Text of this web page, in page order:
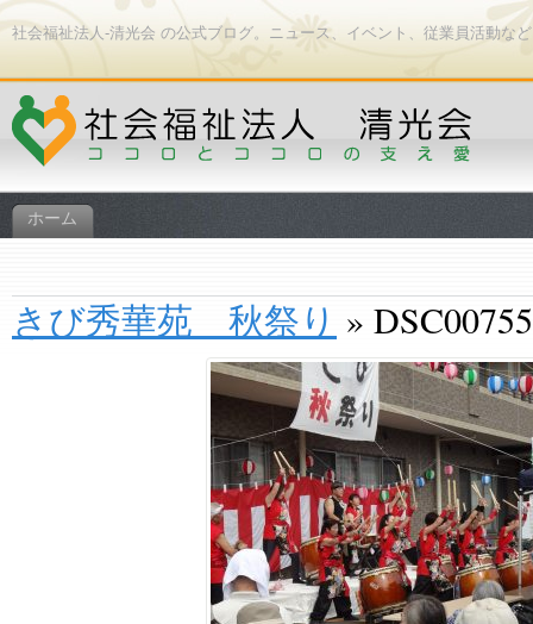
社会福祉法人-清光会 の公式ブログ。ニュース、イベント、従業員活動な
ホーム
きび秀華苑 秋祭り » DSC00755